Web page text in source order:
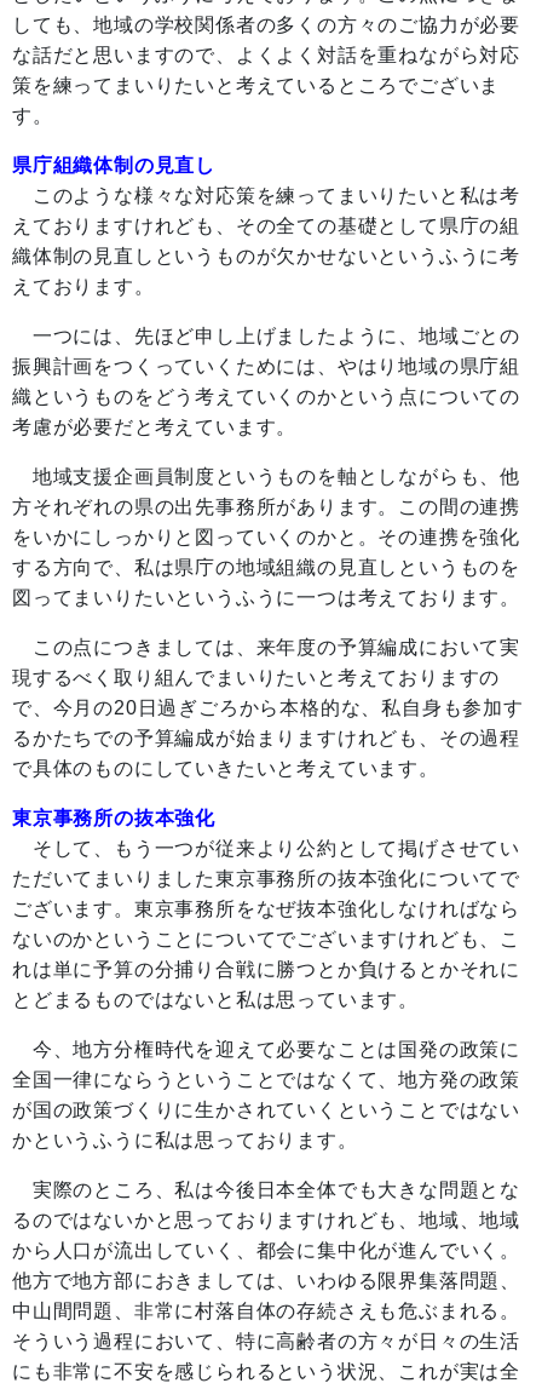
しても、地域の学校関係者の多くの方々のご協力が必要
な話だと思いますので、よくよく対話を重ねながら対応
策を練ってまいりたいと考えているところでございま
す。
県庁組織体制の見直し
このような様々な対応策を練ってまいりたいと私は考
えておりますけれども、その全ての基礎として県庁の組
織体制の見直しというものが欠かせないというふうに考
えております。
一つには、先ほど申し上げましたように、地域ごとの
振興計画をつくっていくためには、やはり地域の県庁組
織というものをどう考えていくのかという点についての
考慮が必要だと考えています。
地域支援企画員制度というものを軸としながらも、他
方それぞれの県の出先事務所があります。この間の連携
をいかにしっかりと図っていくのかと。その連携を強化
する方向で、私は県庁の地域組織の見直しというものを
図ってまいりたいというふうに一つは考えております。
この点につきましては、来年度の予算編成において実
現するべく取り組んでまいりたいと考えておりますの
で、今月の20日過ぎごろから本格的な、私自身も参加す
るかたちでの予算編成が始まりますけれども、その過程
で具体のものにしていきたいと考えています。
東京事務所の抜本強化
そして、もう一つが従来より公約として掲げさせてい
ただいてまいりました東京事務所の抜本強化についてで
ございます。東京事務所をなぜ抜本強化しなければなら
ないのかということについてでございますけれども、こ
れは単に予算の分捕り合戦に勝つとか負けるとかそれに
とどまるものではないと私は思っています。
今、地方分権時代を迎えて必要なことは国発の政策に
全国一律にならうということではなくて、地方発の政策
が国の政策づくりに生かされていくということではない
かというふうに私は思っております。
実際のところ、私は今後日本全体でも大きな問題とな
るのではないかと思っておりますけれども、地域、地域
から人口が流出していく、都会に集中化が進んでいく。
他方で地方部におきましては、いわゆる限界集落問題、
中山間問題、非常に村落自体の存続さえも危ぶまれる。
そういう過程において、特に高齢者の方々が日々の生活
にも非常に不安を感じられるという状況、これが実は全